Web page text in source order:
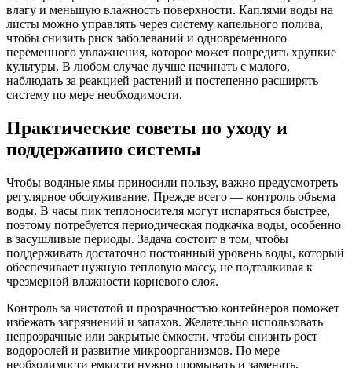
влагу и меньшую влажность поверхности. Каплями воды на
листы можно управлять через систему капельного полива,
чтобы снизить риск заболеваний и одновременного
переменного увлажнения, которое может повредить хрупкие
культуры. В любом случае лучше начинать с малого,
наблюдать за реакцией растений и постепенно расширять
систему по мере необходимости.
Практические советы по уходу и
поддержанию системы
Чтобы водяные ямы приносили пользу, важно предусмотреть
регулярное обслуживание. Прежде всего — контроль объема
воды. В часы пик теплоносителя могут испаряться быстрее,
поэтому потребуется периодическая подкачка воды, особенно
в засушливые периоды. Задача состоит в том, чтобы
поддерживать достаточно постоянный уровень воды, который
обеспечивает нужную тепловую массу, не подталкивая к
чрезмерной влажности корневого слоя.
Контроль за чистотой и прозрачностью контейнеров поможет
избежать загрязнений и запахов. Желательно использовать
непрозрачные или закрытые ёмкости, чтобы снизить рост
водорослей и развитие микроорганизмов. По мере
необходимости емкости нужно промывать и заменять,